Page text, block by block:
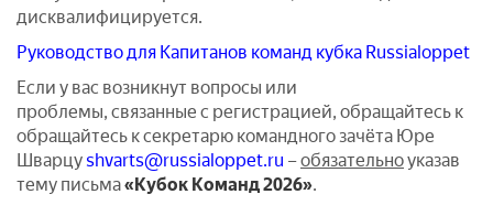
дисквалифицируется.
Руководство для Капитанов команд кубка Russialoppet
Если у вас возникнут вопросы или
проблемы, связанные с регистрацией, обращайтесь к
обращайтесь к секретарю командного зачёта Юре
Шварцу shvarts@russialoppet.ru –обязательноуказав
тему письма«Кубок Команд 2026».